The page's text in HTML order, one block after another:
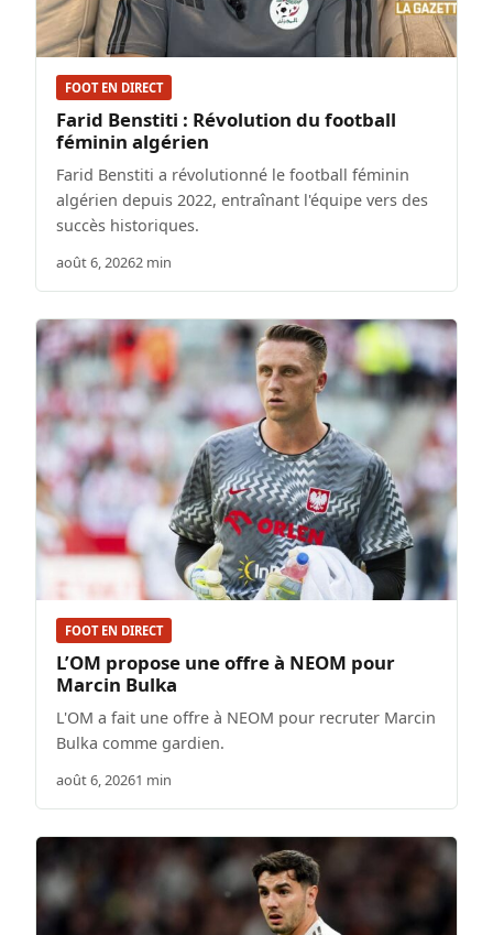
FOOT EN DIRECT
Farid Benstiti : Révolution du football
féminin algérien
Farid Benstiti a révolutionné le football féminin
algérien depuis 2022, entraînant l'équipe vers des
succès historiques.
août 6, 20262 min
FOOT EN DIRECT
L’OM propose une offre à NEOM pour
Marcin Bulka
L'OM a fait une offre à NEOM pour recruter Marcin
Bulka comme gardien.
août 6, 20261 min